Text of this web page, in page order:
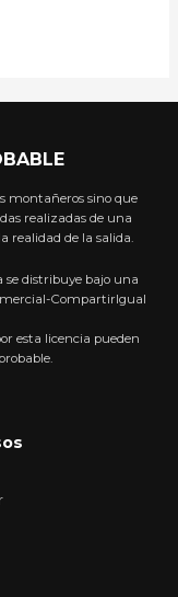
montañeros sino que
realizadas de una
realidad de la salida.
se distribuye bajo una
CompartirIgual
esta licencia pueden